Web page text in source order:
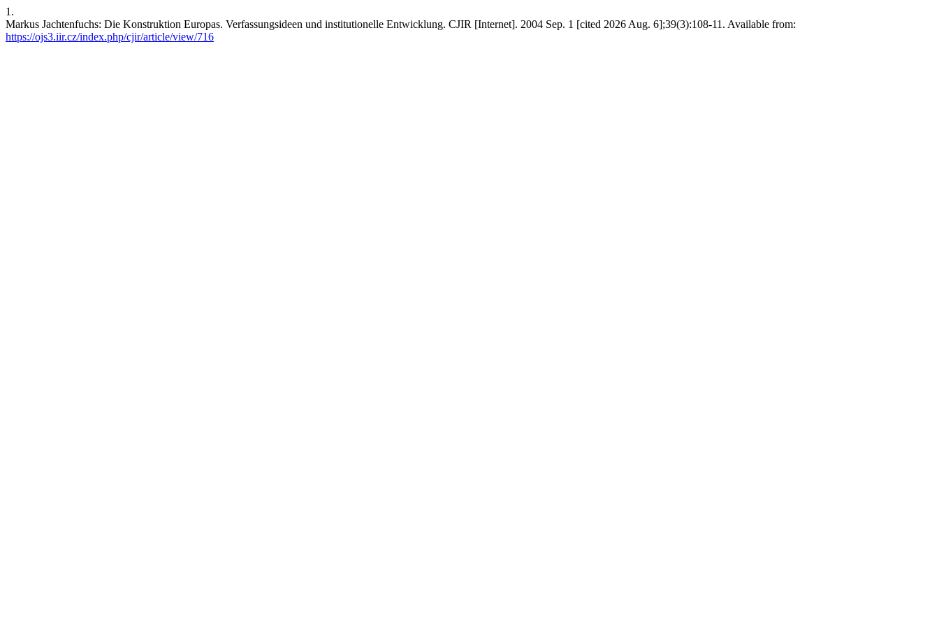
1.
Markus Jachtenfuchs: Die Konstruktion Europas. Verfassungsideen und institutionelle Entwicklung. CJIR [Internet]. 2004 Sep. 1 [cited 2026 Aug. 6];39(3):108-11. Available from:
https://ojs3.iir.cz/index.php/cjir/article/view/716